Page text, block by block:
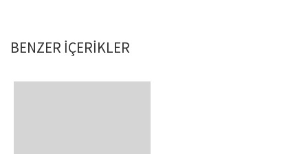
BENZER IÇERIKLER